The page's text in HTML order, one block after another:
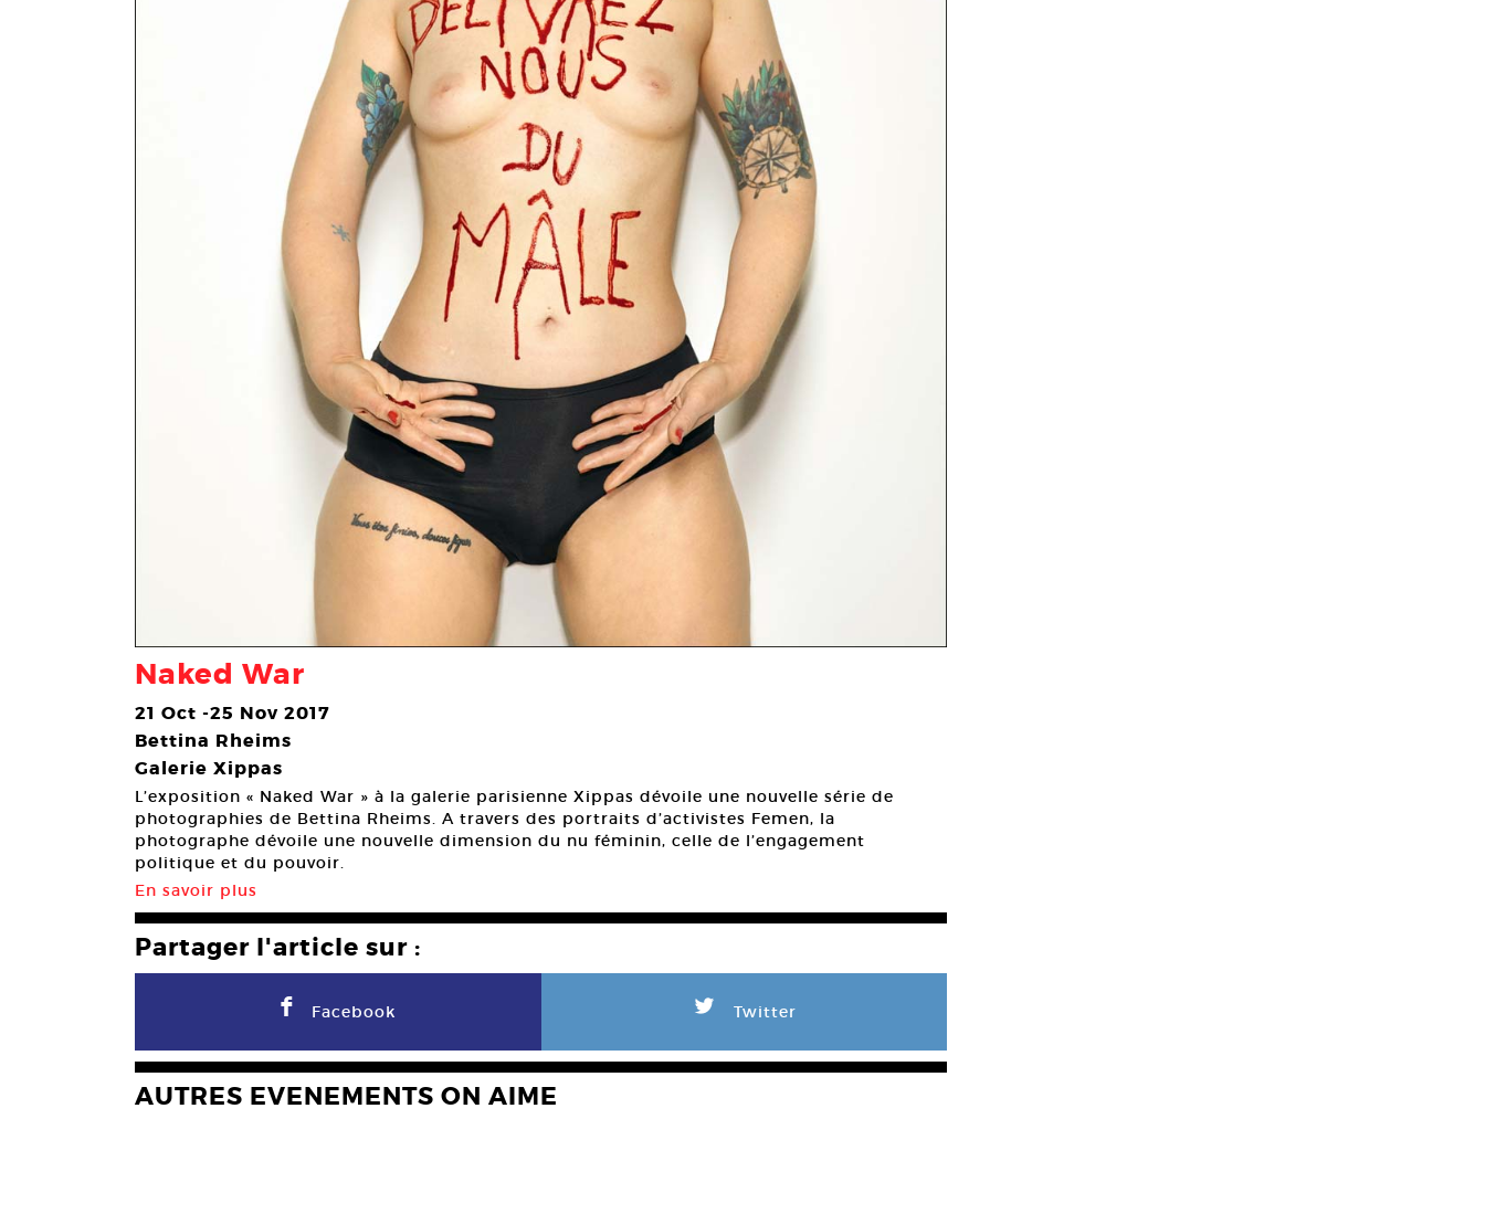
Naked War
21 Oct -25 Nov 2017
Bettina Rheims
Galerie Xippas
L’exposition « Naked War » à la galerie parisienne Xippas dévoile une nouvelle série de
photographies de Bettina Rheims. A travers des portraits d’activistes Femen, la
photographe dévoile une nouvelle dimension du nu féminin, celle de l’engagement
politique et du pouvoir.
En savoir plus
Partager l'article sur :
F Facebook L Twitter
AUTRES EVENEMENTS ON AIME